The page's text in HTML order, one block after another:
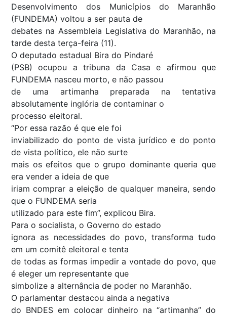
Desenvolvimento dos Municípios do Maranhão
(FUNDEMA) voltou a ser pauta de
debates na Assembleia Legislativa do Maranhão, na
tarde desta terça-feira (11).
O deputado estadual Bira do Pindaré
(PSB) ocupou a tribuna da Casa e afirmou que
FUNDEMA nasceu morto, e não passou
de uma artimanha preparada na tentativa
absolutamente inglória de contaminar o
processo eleitoral.
“Por essa razão é que ele foi
inviabilizado do ponto de vista jurídico e do ponto
de vista político, ele não surte
mais os efeitos que o grupo dominante queria que
era vender a ideia de que
iriam comprar a eleição de qualquer maneira, sendo
que o FUNDEMA seria
utilizado para este fim”, explicou Bira.
Para o socialista, o Governo do estado
ignora as necessidades do povo, transforma tudo
em um comitê eleitoral e tenta
de todas as formas impedir a vontade do povo, que
é eleger um representante que
simbolize a alternância de poder no Maranhão.
O parlamentar destacou ainda a negativa
do BNDES em colocar dinheiro na “artimanha” do